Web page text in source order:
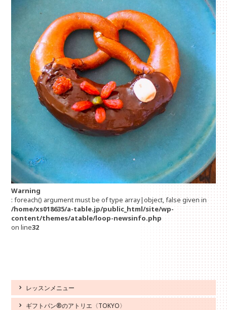
Warning
: foreach() argument must be of type array|object, false given in
/home/xs018635/a-table.jp/public_html/site/wp-
content/themes/atable/loop-newsinfo.php
on line32
レッスンメニュー
ギフトパン®のアトリエ〈TOKYO〉